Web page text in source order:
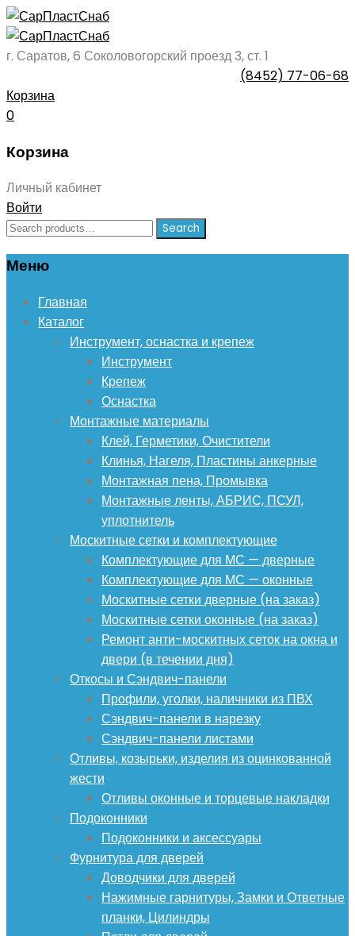
г. Саратов, 6 Соколовогорский проезд 3, ст. 1
(8452) 77-06-68
Корзина
0
Корзина
Личный кабинет
Войти
Search
Search
Меню
Skip
content
Главная
Каталог
Инструмент, оснастка и крепеж
Инструмент
Крепеж
Оснастка
Монтажные материалы
Клей, Герметики, Очистители
Клинья, Нагеля, Пластины анкерные
Монтажная пена, Промывка
Монтажные ленты, АБРИС, ПСУЛ,
уплотнитель
Москитные сетки и комплектующие
Комплектующие для МС — дверные
Комплектующие для МС — оконные
Москитные сетки дверные (на заказ)
Москитные сетки оконные (на заказ)
Ремонт анти-москитных сеток на окна и
двери (в течении дня)
Откосы и Сэндвич-панели
Профили, уголки, наличники из ПВХ
Сэндвич-панели в нарезку
Сэндвич-панели листами
Отливы, козырьки, изделия из оцинкованной
жести
Отливы оконные и торцевые накладки
Подоконники
Подоконники и аксессуары
Фурнитура для дверей
Доводчики для дверей
Нажимные гарнитуры, Замки и Ответные
планки, Цилиндры